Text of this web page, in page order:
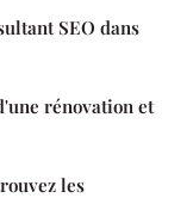
SEO dans
rénovation et
les